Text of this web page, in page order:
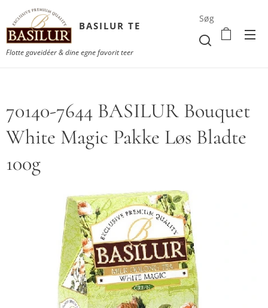
BASILUR TE
Flotte gaveidéer & dine egne favorit teer
Søg
70140-7644 BASILUR Bouquet
White Magic Pakke Løs Bladte
100g